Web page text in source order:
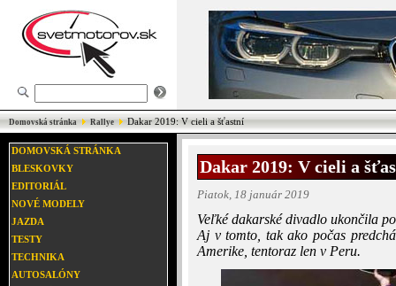
Domovská stránka Rallye Dakar 2019: V cieli a šťastní
DOMOVSKÁ STRÁNKA
BLESKOVKY
EDITORIÁL
NOVÉ MODELY
JAZDA
TESTY
TECHNIKA
AUTOSALÓNY
Dakar 2019: V cieli a
Piatok, 18 január 2019
Veľké dakarské divadlo ukončila
Aj v tomto, tak ako počas
Amerike, tentoraz len v Peru.